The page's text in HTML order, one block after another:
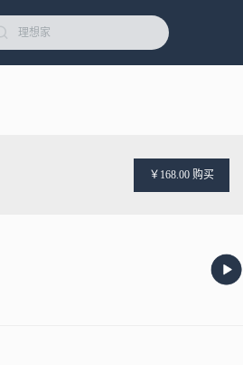
￥168.00 购买